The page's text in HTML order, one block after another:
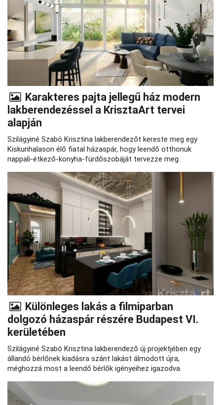
Karakteres pajta jellegű ház modern
lakberendezéssel a KrisztaArt tervei
alapján
Szilágyiné Szabó Krisztina lakberendezőt kereste meg egy
Kiskunhalason élő fiatal házaspár, hogy leendő otthonuk
nappali-étkező-konyha-fürdőszobáját tervezze meg.
Különleges lakás a filmiparban
dolgozó házaspár részére Budapest VI.
kerületében
Szilágyiné Szabó Krisztina lakberendező új projektjében egy
állandó bérlőnek kiadásra szánt lakást álmodott újra,
méghozzá most a leendő bérlők igényeihez igazodva.